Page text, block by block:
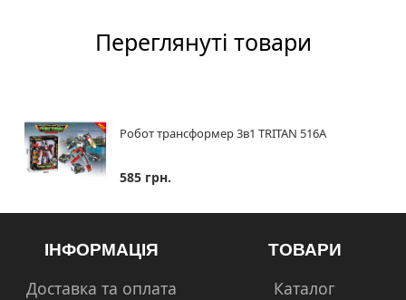
Переглянуті товари
Робот трансформер 3в1 TRITAN 516A
585 грн.
ІНФОРМАЦІЯ
Доставка та оплата
ТОВАРИ
Каталог